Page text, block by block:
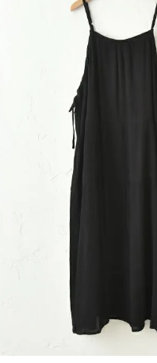
タンクトップ・キャミソール
デニムパンツ
その他のパンツ
ジャケット
コート